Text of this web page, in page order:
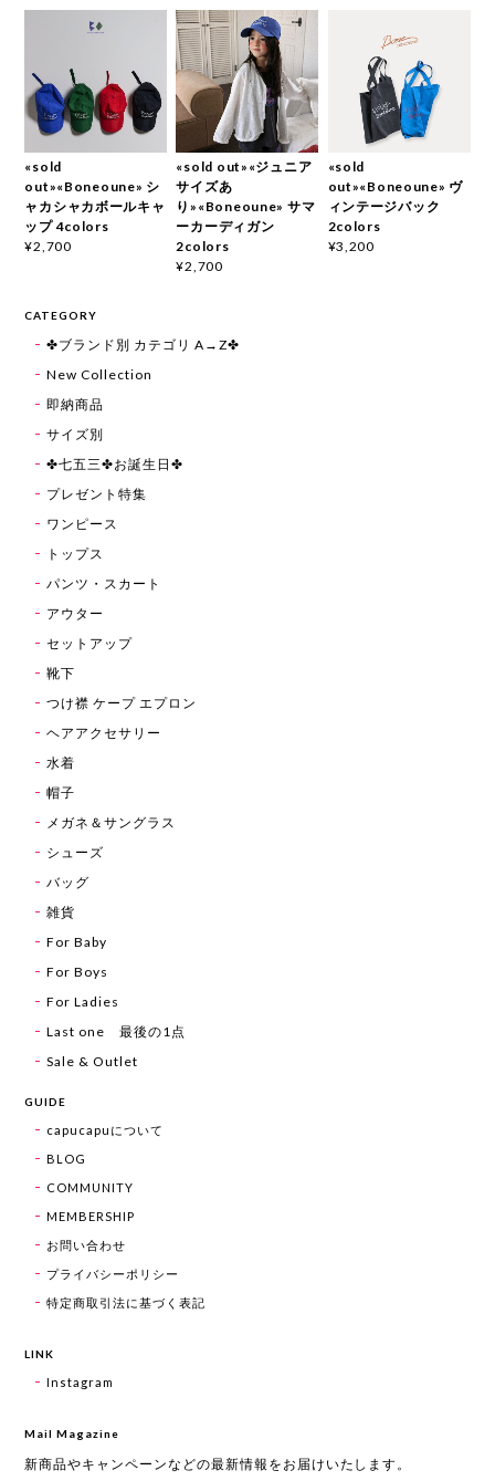
«sold
out»«Boneoune» シ
ャカシャカボールキャ
ップ 4colors
¥2,700
«sold out»«ジュニア
サイズあ
り»«Boneoune» サマ
ーカーディガン
2colors
¥2,700
«sold
out»«Boneoune» ヴ
ィンテージバック
2colors
¥3,200
CATEGORY
✤ブランド別 カテゴリ A→Z✤
New Collection
即納商品
サイズ別
✤七五三✤お誕生日✤
プレゼント特集
ワンピース
トップス
パンツ・スカート
アウター
セットアップ
靴下
つけ襟 ケープ エプロン
ヘアアクセサリー
水着
帽子
メガネ＆サングラス
シューズ
バッグ
雑貨
For Baby
For Boys
For Ladies
Last one 最後の1点
Sale & Outlet
GUIDE
capucapuについて
BLOG
COMMUNITY
MEMBERSHIP
お問い合わせ
プライバシーポリシー
特定商取引法に基づく表記
LINK
Instagram
Mail Magazine
新商品やキャンペーンなどの最新情報をお届けいたします。